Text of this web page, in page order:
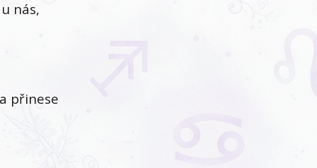
nás,
přinese